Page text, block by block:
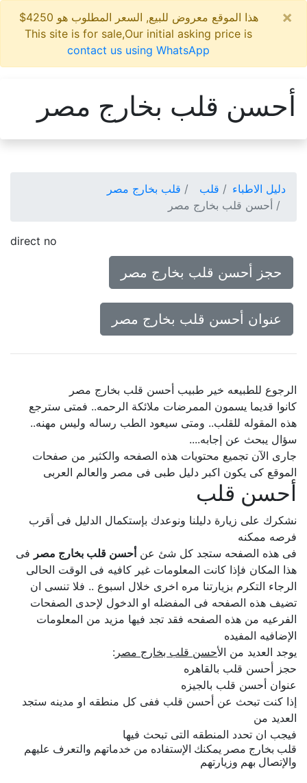
هذا الموقع معروض للبيع, السعر المطلوب هو 4250$
This site is for sale,Our initial asking price is
contact us using WhatsApp
أحسن قلب بخارج مصر
دليل الاطباء قلب
قلب بخارج مصر
أحسن قلب بخارج مصر
direct no
حجز أحسن قلب بخارج مصر
عنوان أحسن قلب بخارج مصر
الرجوع للطبيعه خير طبيب أحسن قلب بخارج مصر
كانوا قديما يسمون الممرضات ملائكة الرحمه.. فمتى سترجع
هذه المقوله للقلب.. ومتى سيعود الطب رساله وليس مهنه..
سؤال يبحث عن إجابه....
جارى الآن تجميع محتويات هذه الصفحه والكثير من صفحات
الموقع كى يكون اكبر دليل طبى فى مصر والعالم العربى
أحسن قلب
نشكرك على زيارة دليلنا ونوعدك بإستكمال الدليل فى أقرب
فرصه ممكنه
فى هذه الصفحه ستجد كل شئ عنأحسن قلب بخارج مصرفى
هذا المكان فإذا كانت المعلومات غير كافيه فى الوقت الحالى
الرجاء التكرم بزيارتنا مره اخرى خلال اسبوع .. فلا تنسى ان
تضيف هذه الصفحه فى المفضله او الدخول لإحدى الصفحات
الفرعيه من هذه الصفحه فقد تجد فيها مزيد من المعلومات
الإضافيه المفيده
يوجد العديد من ال أحسن قلب بخارج مصر:
حجز أحسن قلب بالقاهره
عنوان أحسن قلب بالجيزه
إذا كنت تبحث عن أحسن قلب ففى كل منطقه او مدينه ستجد
العديد من
فيجب ان تحدد المنطقه التى تبحث فيها
قلب بخارج مصر يمكنك الإستفاده من خدماتهم والتعرف عليهم
والإتصال بهم وزيارتهم